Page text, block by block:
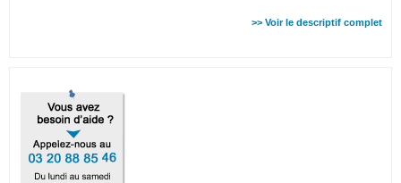
>> Voir le descriptif complet